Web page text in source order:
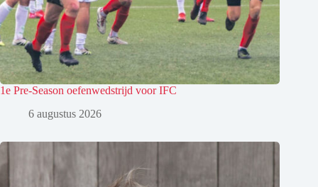
1e Pre-Season oefenwedstrijd voor IFC
6 augustus 2026